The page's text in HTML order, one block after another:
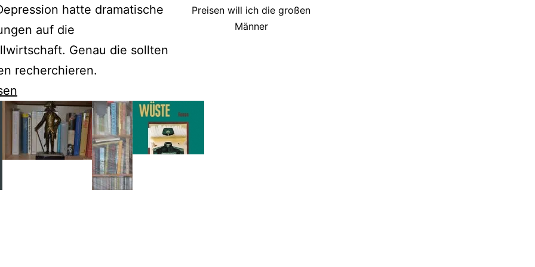
Preisen will ich die großen
Männer
hatte dramatische
auf die
Genau die sollten
recherchieren.